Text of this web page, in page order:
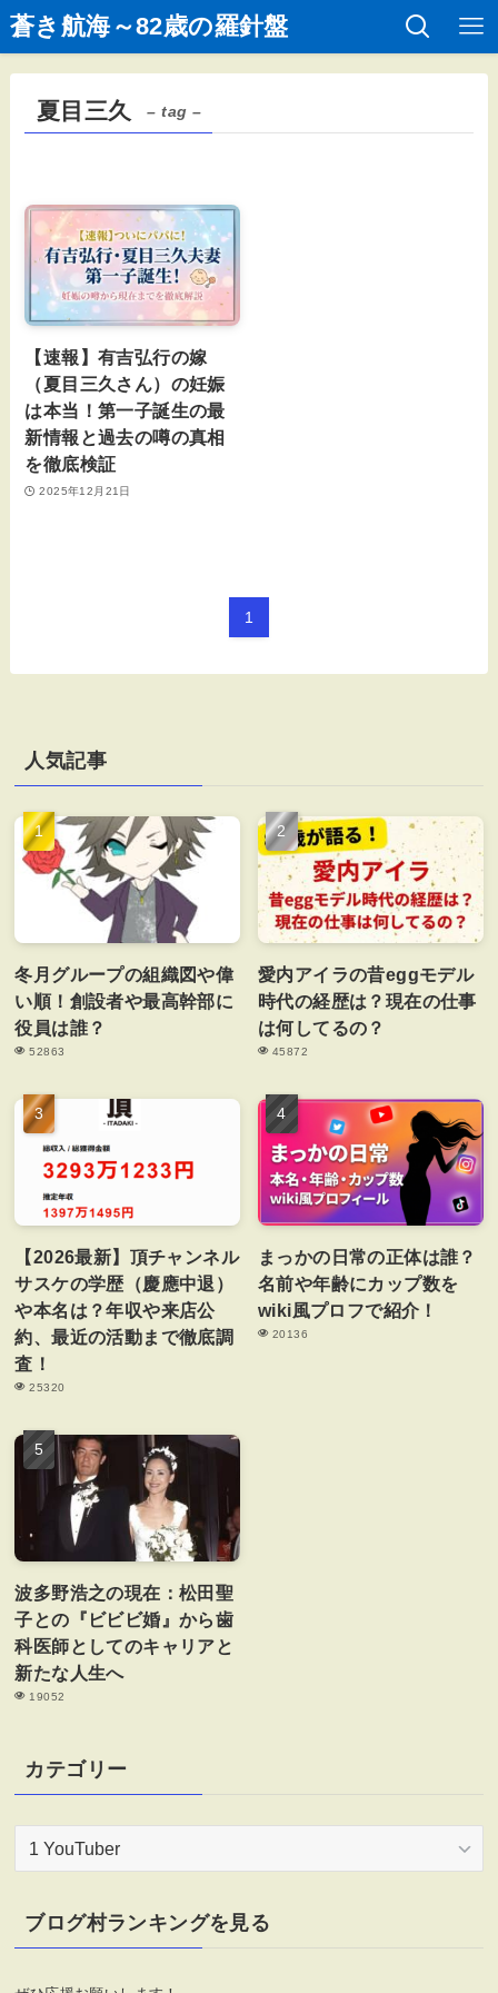
蒼き航海～82歳の羅針盤
夏目三久 – tag –
【速報】有吉弘行の嫁
（夏目三久さん）の妊娠
は本当！第一子誕生の最
新情報と過去の噂の真相
を徹底検証
2025年12月21日
1
人気記事
冬月グループの組織図や偉
い順！創設者や最高幹部に
役員は誰？
52863
愛内アイラの昔eggモデル
時代の経歴は？現在の仕事
は何してるの？
45872
【2026最新】頂チャンネル
サスケの学歴（慶應中退）
や本名は？年収や来店公
約、最近の活動まで徹底調
査！
25320
まっかの日常の正体は誰？
名前や年齢にカップ数を
wiki風プロフで紹介！
20136
波多野浩之の現在：松田聖
子との『ビビビ婚』から歯
科医師としてのキャリアと
新たな人生へ
19052
カテゴリー
リ
ー
ブログ村ランキングを見る